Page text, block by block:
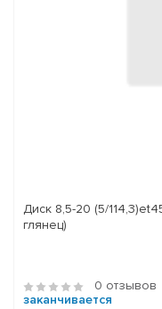
Диск 8,5-20 (5/
глянец)
0 отзывов
заканчивается